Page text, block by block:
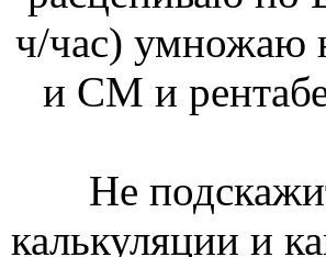
ч/час) умножаю
и СМ и
Не
калькуляции и